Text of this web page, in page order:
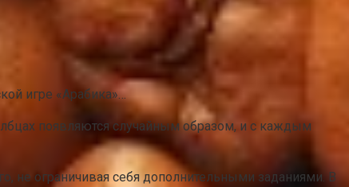
игре «Арабика»…
появляются случайным образом, и с каждым
не ограничивая себя дополнительными заданиями. В